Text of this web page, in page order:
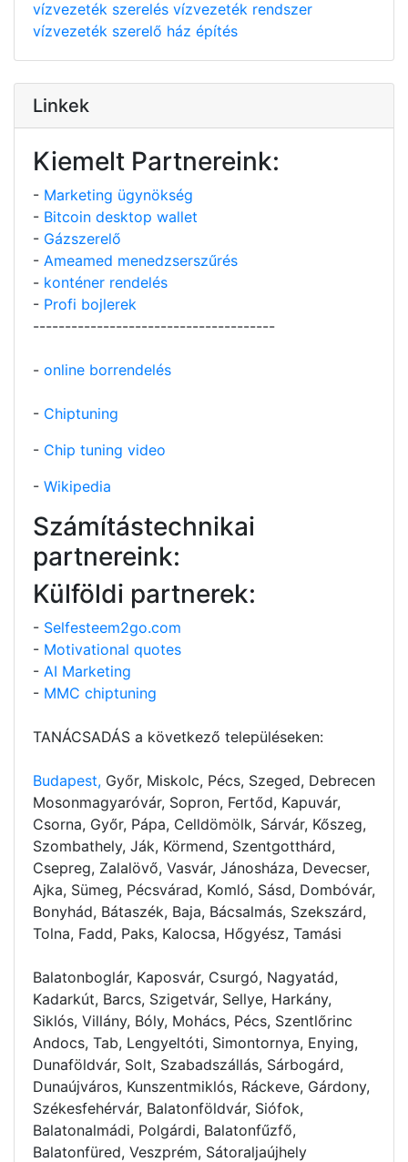
vízvezeték szerelés vízvezeték rendszer
vízvezeték szerelő ház építés
Linkek
Kiemelt Partnereink:
- Marketing ügynökség
- Bitcoin desktop wallet
- Gázszerelő
- Ameamed menedzserszűrés
- konténer rendelés
- Profi bojlerek
--------------------------------------
- online borrendelés
- Chiptuning
- Chip tuning video
- Wikipedia
Számítástechnikai
partnereink:
Külföldi partnerek:
- Selfesteem2go.com
- Motivational quotes
- AI Marketing
- MMC chiptuning
TANÁCSADÁS a következő településeken:
Budapest, Győr, Miskolc, Pécs, Szeged, Debrecen
Mosonmagyaróvár, Sopron, Fertőd, Kapuvár,
Csorna, Győr, Pápa, Celldömölk, Sárvár, Kőszeg,
Szombathely, Ják, Körmend, Szentgotthárd,
Csepreg, Zalalövő, Vasvár, Jánosháza, Devecser,
Ajka, Sümeg, Pécsvárad, Komló, Sásd, Dombóvár,
Bonyhád, Bátaszék, Baja, Bácsalmás, Szekszárd,
Tolna, Fadd, Paks, Kalocsa, Hőgyész, Tamási
Balatonboglár, Kaposvár, Csurgó, Nagyatád,
Kadarkút, Barcs, Szigetvár, Sellye, Harkány,
Siklós, Villány, Bóly, Mohács, Pécs, Szentlőrinc
Andocs, Tab, Lengyeltóti, Simontornya, Enying,
Dunaföldvár, Solt, Szabadszállás, Sárbogárd,
Dunaújváros, Kunszentmiklós, Ráckeve, Gárdony,
Székesfehérvár, Balatonföldvár, Siófok,
Balatonalmádi, Polgárdi, Balatonfűzfő,
Balatonfüred, Veszprém, Sátoraljaújhely